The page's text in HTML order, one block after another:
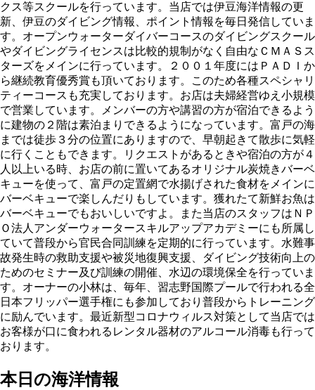
クス等スクールを行っています。当店では伊豆海洋情報の更
新、伊豆のダイビング情報、ポイント情報を毎日発信していま
す。オープンウォーターダイバーコースのダイビングスクール
やダイビングライセンスは比較的規制がなく自由なＣＭＡＳス
ターズをメインに行っています。２００１年度にはＰＡＤＩか
ら継続教育優秀賞も頂いております。このため各種スペシャリ
ティーコースも充実しております。お店は夫婦経営ゆえ小規模
で営業しています。メンバーの方や講習の方が宿泊できるよう
に建物の２階は素泊まりできるようになっています。富戸の海
までは徒歩３分の位置にありますので、早朝起きて散歩に気軽
に行くこともできます。リクエストがあるときや宿泊の方が４
人以上いる時、お店の前に置いてあるオリジナル炭焼きバーベ
キューを使って、富戸の定置網で水揚げされた食材をメインに
バーベキューで楽しんだりもしています。獲れたて新鮮お魚は
バーベキューでもおいしいですよ。また当店のスタッフはＮＰ
Ｏ法人アンダーウォータースキルアップアカデミーにも所属し
ていて普段から官民合同訓練を定期的に行っています。水難事
故発生時の救助支援や被災地復興支援、ダイビング技術向上の
ためのセミナー及び訓練の開催、水辺の環境保全を行っていま
す。オーナーの小林は、毎年、習志野国際プールで行われる全
日本フリッパー選手権にも参加しており普段からトレーニング
に励んでいます。最近新型コロナウィルス対策として当店では
お客様が口に食われるレンタル器材のアルコール消毒も行って
おります。
本日の海洋情報